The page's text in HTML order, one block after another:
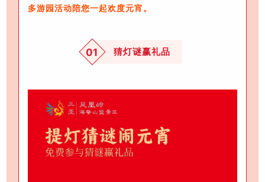
多游园活动陪您一起欢度元宵。
01 猜灯谜赢礼品